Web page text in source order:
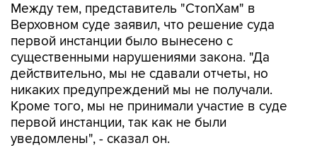
Между тем, представитель "СтопХам" в
Верховном суде заявил, что решение суда
первой инстанции было вынесено с
существенными нарушениями закона. "Да
действительно, мы не сдавали отчеты, но
никаких предупреждений мы не получали.
Кроме того, мы не принимали участие в суде
первой инстанции, так как не были
уведомлены", - сказал он.